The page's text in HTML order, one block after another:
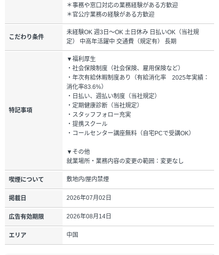
＊事務や窓口対応の業務経験がある方歓迎
＊官公庁業務の経験がある方歓迎
こだわり条件
未経験OK 週3日～OK 土日休み 日払いOK（当社規
定） 中高年活躍中 交通費（規定有） 長期
特記事項
▼福利厚生
・社会保険制度（社会保険、雇用保険など）
・年次有給休暇制度あり（有給消化率 2025年実績：
消化率83.6%）
・日払い、週払い制度（当社規定）
・定期健康診断（当社規定）
・スタッフフォロー充実
・提携スクール
・コールセンター講座無料（自宅PCで受講OK）
▼その他
就業場所・業務内容の変更の範囲：変更なし
喫煙について 敷地内/屋内禁煙
掲載日 2026年07月02日
広告有効期限 2026年08月14日
エリア 中国